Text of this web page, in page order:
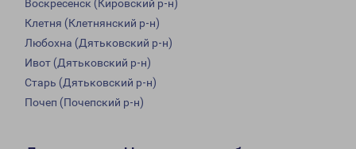
Воскресенск (Кировский р-н)
Клетня (Клетнянский р-н)
Любохна (Дятьковский р-н)
Ивот (Дятьковский р-н)
Старь (Дятьковский р-н)
Почеп (Почепский р-н)